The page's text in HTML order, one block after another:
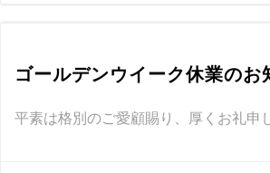
ゴールデンウイーク休業のお
平素は格別のご愛顧賜り、厚くお礼申